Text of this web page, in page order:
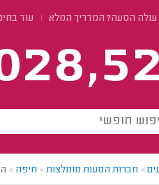
הסעה? המדריך המלא עוד
> חברות הסעות מומלצות> חיפה >